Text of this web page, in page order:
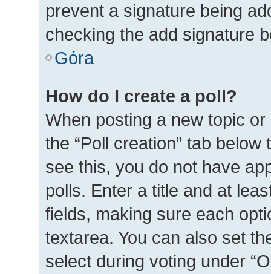
prevent a signature being
checking the add signature
Góra
How do I create a poll?
When posting a new topic
the “Poll creation” tab
see this, you do not have
polls. Enter a title and at
fields, making sure each
textarea. You can also set
select during voting under